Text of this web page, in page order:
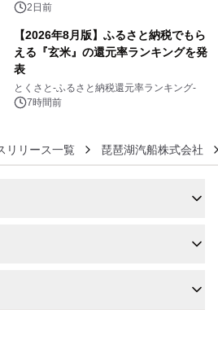
ボグッズも発売決定！
2日前
【2026年8月版】ふるさと納税でもら
える『玄米』の還元率ランキングを発
表
とくさと-ふるさと納税還元率ランキング-
7時間前
リリース一覧 琵琶湖汽船株式会社